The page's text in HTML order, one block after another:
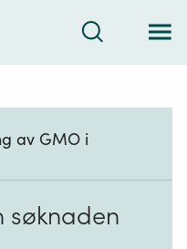
Søk
av GMO i
søknaden